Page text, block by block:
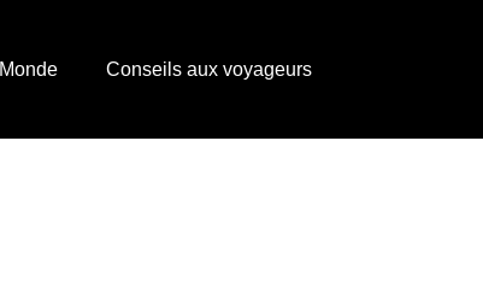
Monde Conseils aux voyageurs